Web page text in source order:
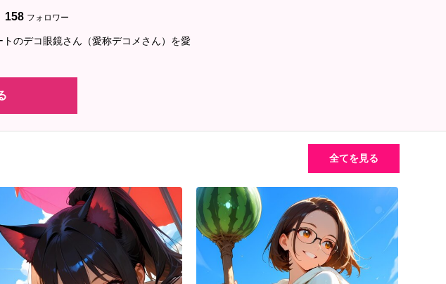
158 フォロワー
のデコ眼鏡さん（愛称デコメさん）を愛
全てを見る